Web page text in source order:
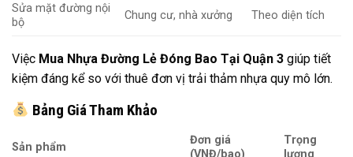
Sửa mặt đường nội
bộ
Chung cư, nhà xưởng Theo diện tích
Việc Mua Nhựa Đường Lẻ Đóng Bao Tại Quận 3 giúp tiết
kiệm đáng kể so với thuê đơn vị trải thảm nhựa quy mô lớn.
Bảng Giá Tham Khảo
Sản phẩm
Đơn giá
(VNĐ/bao)
Trọng
lượng